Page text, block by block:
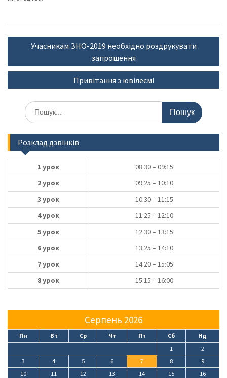
Навігація
Учасникам ЗНО-2019 необхідно роздрукувати
запрошення
Привітання з ювілеєм!
Шукати:
Розклад дзвінків
1 урок
08:30 – 09:15
2 урок
09:25 – 10:10
3 урок
10:30 – 11:15
4 урок
11:25 – 12:10
5 урок
12:30 – 13:15
6 урок
13:25 – 14:10
7 урок
14:20 – 15:05
8 урок
15:15 – 16:00
Серпень 2026
Пн Вт Ср Чт Пт Сб
Нд
1
2
3
4 5 6 7 8
9
10
11 12 13 14 15
16